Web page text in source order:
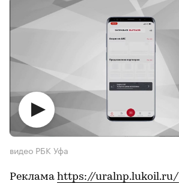
видео РБК Уфа
Реклама https://uralnp.lukoil.ru/